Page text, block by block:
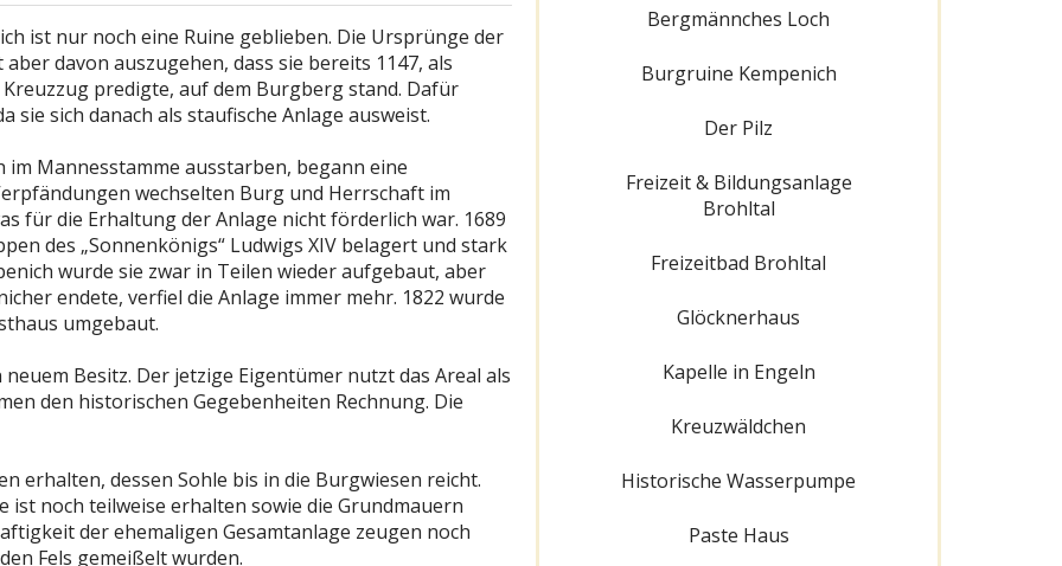
ist nur noch eine Ruine geblieben. Die Ursprünge der
davon auszugehen, dass sie bereits 1147, als
predigte, auf dem Burgberg stand. Dafür
sich danach als staufische Anlage ausweist.
im Mannesstamme ausstarben, begann eine
wechselten Burg und Herrschaft im
für die Erhaltung der Anlage nicht förderlich war. 1689
des „Sonnenkönigs“ Ludwigs XIV belagert und stark
wurde sie zwar in Teilen wieder aufgebaut, aber
endete, verfiel die Anlage immer mehr. 1822 wurde
umgebaut.
Besitz. Der jetzige Eigentümer nutzt das Areal als
den historischen Gegebenheiten Rechnung. Die
erhalten, dessen Sohle bis in die Burgwiesen reicht.
ist noch teilweise erhalten sowie die Grundmauern
der ehemaligen Gesamtanlage zeugen noch
Fels gemeißelt wurden.
Bergmännches Loch
Burgruine Kempenich
Der Pilz
Freizeit & Bildungsanlage
Brohltal
Freizeitbad Brohltal
Glöcknerhaus
Kapelle in Engeln
Kreuzwäldchen
Historische Wasserpumpe
Paste Haus